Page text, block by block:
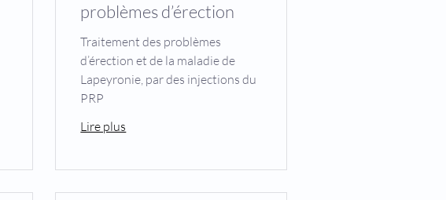
problèmes d’érection
Traitement des problèmes
d’érection et de la maladie de
Lapeyronie, par des injections du
PRP
Lire plus